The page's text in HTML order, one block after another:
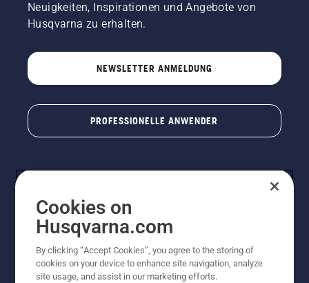
Neuigkeiten, Inspirationen und Angebote von
Husqvarna zu erhalten.
NEWSLETTER ANMELDUNG
PROFESSIONELLE ANWENDER
© Husqvarna AB (publ). Alle Rechte vorbehalten. Bei
Cookies on
Husqvarna.com
By clicking “Accept Cookies”, you agree to the storing of
cookies on your device to enhance site navigation, analyze
site usage, and assist in our marketing efforts.